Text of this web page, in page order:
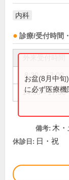
内科
診療/受付時間
8:30～13:00
14:00～17:30
お盆(8月中旬
に必ず医療機
備考: 木
休診日: 日・祝